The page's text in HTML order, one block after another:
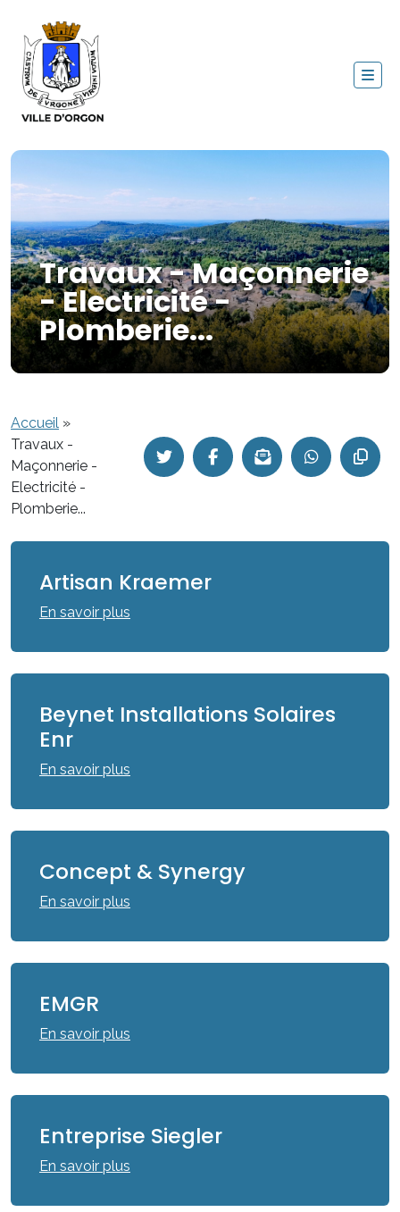
Travaux - Maçonnerie
- Electricité -
Plomberie...
Accueil »
Travaux -
Maçonnerie -
Electricité -
Plomberie...
Artisan Kraemer
En savoir plus
Beynet Installations Solaires
Enr
En savoir plus
Concept & Synergy
En savoir plus
EMGR
En savoir plus
Entreprise Siegler
En savoir plus